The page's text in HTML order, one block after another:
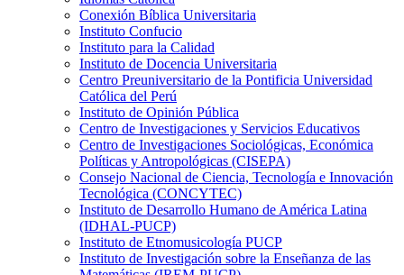
Conexión Bíblica Universitaria
Instituto Confucio
Instituto para la Calidad
Instituto de Docencia Universitaria
Centro Preuniversitario de la Pontificia Universidad
Católica del Perú
Instituto de Opinión Pública
Centro de Investigaciones y Servicios Educativos
Centro de Investigaciones Sociológicas, Económica
Políticas y Antropológicas (CISEPA)
Consejo Nacional de Ciencia, Tecnología e Innovación
Tecnológica (CONCYTEC)
Instituto de Desarrollo Humano de América Latina
(IDHAL-PUCP)
Instituto de Etnomusicología PUCP
Instituto de Investigación sobre la Enseñanza de las